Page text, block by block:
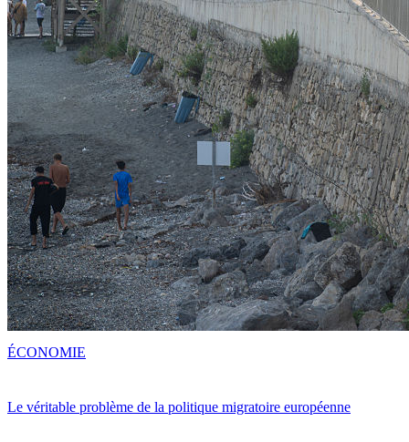
Le véritable problème de la politique migratoire européenne
ÉCONOMIE